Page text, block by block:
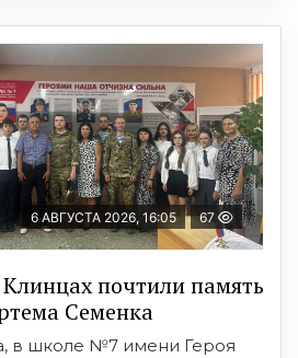
6 АВГУСТА 2026, 16:05 67
почтили память
Семенка
в школе №7 имени Героя